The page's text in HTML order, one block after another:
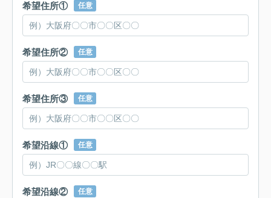
希望住所① 任意
希望住所② 任意
希望住所③ 任意
希望沿線① 任意
希望沿線② 任意